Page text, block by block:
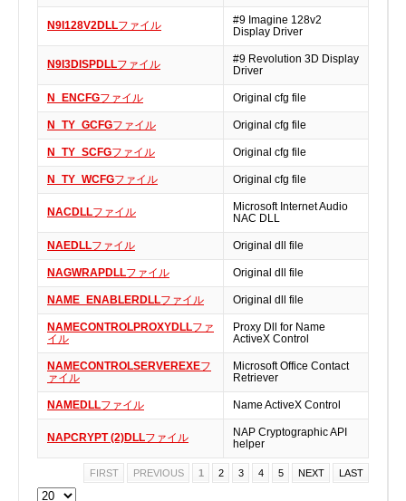
フォントファイル
ページレイアウトファイル
その他のファイル
プラグインファイル
プラグインファイル
設定ファイル
表計算ファイル
システムファイル
ベクトル画像ファイル
動画ファイル
インターネットファイル
ドライバのカテゴリー
BIOS
Bluetooth
カードリーダー
デジタルカメラ、インターネット
N9I128V2DLLファイル
#9 Imagine 128v2
Display Driver
N9I3DISPDLLファイル
#9 Revolution 3D Display
Driver
N_ENCFGファイル Original cfg file
N_TY_GCFGファイル Original cfg file
N_TY_SCFGファイル Original cfg file
N_TY_WCFGファイル Original cfg file
NACDLLファイル
Microsoft Internet Audio
NAC DLL
NAEDLLファイル Original dll file
NAGWRAPDLLファイル Original dll file
NAME_ENABLERDLLファイル Original dll file
NAMECONTROLPROXYDLLファ
イル
Proxy Dll for Name
ActiveX Control
NAMECONTROLSERVEREXEフ
ァイル
Microsoft Office Contact
Retriever
NAMEDLLファイル Name ActiveX Control
NAPCRYPT (2)DLLファイル
NAP Cryptographic API
helper
FIRST PREVIOUS 1 2 3 4 5 NEXT LAST